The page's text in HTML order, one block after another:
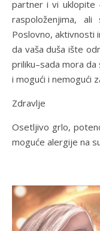
partner i vi uklopite
raspoloženjima,
Poslovno, aktivnosti
da vaša duša ište
priliku–sada mora
i mogući i nemogući
Zdravlje
Osetljivo grlo,
moguće alergije na